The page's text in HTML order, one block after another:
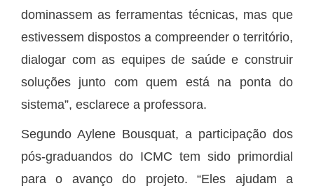
dominassem as ferramentas técnicas, mas que
estivessem dispostos a compreender o território,
dialogar com as equipes de saúde e construir
soluções junto com quem está na ponta do
sistema”, esclarece a professora.
Segundo Aylene Bousquat, a participação dos
pós-graduandos do ICMC tem sido primordial
para o avanço do projeto. “Eles ajudam a